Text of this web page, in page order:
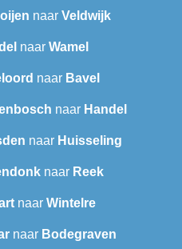
naar Veldwijk
naar Wamel
naar Bavel
naar Handel
naar Huisseling
naar Reek
naar Wintelre
naar Bodegraven